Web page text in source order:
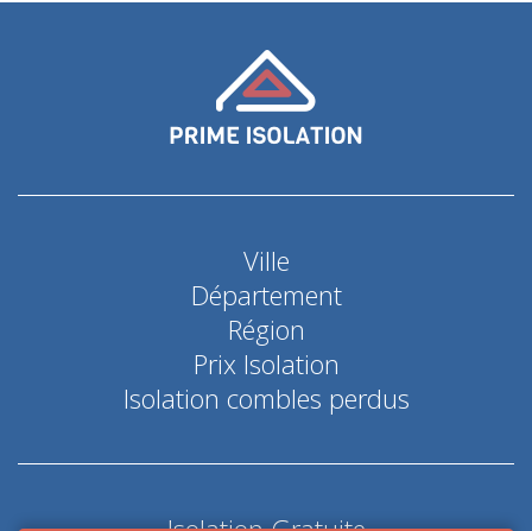
Ville
Département
Région
Prix Isolation
Isolation combles perdus